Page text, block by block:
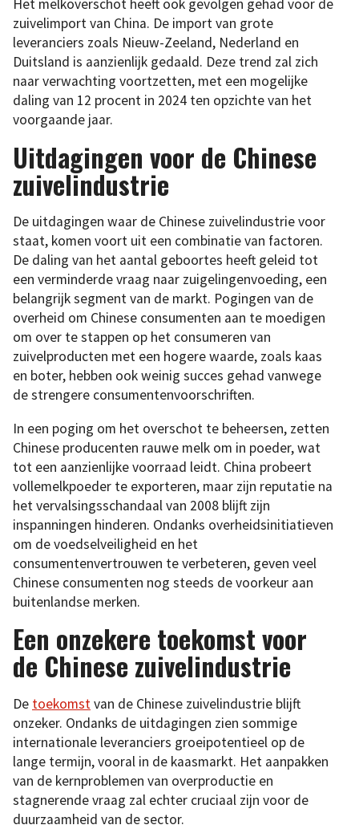
Het melkoverschot heeft ook gevolgen gehad voor de
zuivelimport van China. De import van grote
leveranciers zoals Nieuw-Zeeland, Nederland en
Duitsland is aanzienlijk gedaald. Deze trend zal zich
naar verwachting voortzetten, met een mogelijke
daling van 12 procent in 2024 ten opzichte van het
voorgaande jaar.
Uitdagingen voor de Chinese
zuivelindustrie
De uitdagingen waar de Chinese zuivelindustrie voor
staat, komen voort uit een combinatie van factoren.
De daling van het aantal geboortes heeft geleid tot
een verminderde vraag naar zuigelingenvoeding, een
belangrijk segment van de markt. Pogingen van de
overheid om Chinese consumenten aan te moedigen
om over te stappen op het consumeren van
zuivelproducten met een hogere waarde, zoals kaas
en boter, hebben ook weinig succes gehad vanwege
de strengere consumentenvoorschriften.
In een poging om het overschot te beheersen, zetten
Chinese producenten rauwe melk om in poeder, wat
tot een aanzienlijke voorraad leidt. China probeert
vollemelkpoeder te exporteren, maar zijn reputatie na
het vervalsingsschandaal van 2008 blijft zijn
inspanningen hinderen. Ondanks overheidsinitiatieven
om de voedselveiligheid en het
consumentenvertrouwen te verbeteren, geven veel
Chinese consumenten nog steeds de voorkeur aan
buitenlandse merken.
Een onzekere toekomst voor
de Chinese zuivelindustrie
De toekomstvan de Chinese zuivelindustrie blijft
onzeker. Ondanks de uitdagingen zien sommige
internationale leveranciers groeipotentieel op de
lange termijn, vooral in de kaasmarkt. Het aanpakken
van de kernproblemen van overproductie en
stagnerende vraag zal echter cruciaal zijn voor de
duurzaamheid van de sector.